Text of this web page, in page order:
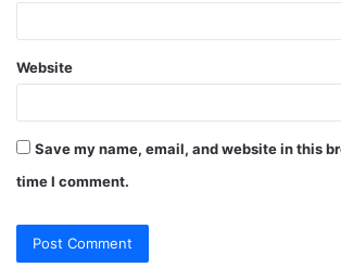
Website
Save my name, email, and website in this
time I comment.